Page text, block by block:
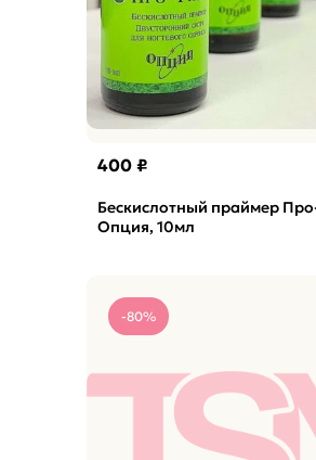
400 ₽
Бескислотный праймер
Опция, 10мл
-80%